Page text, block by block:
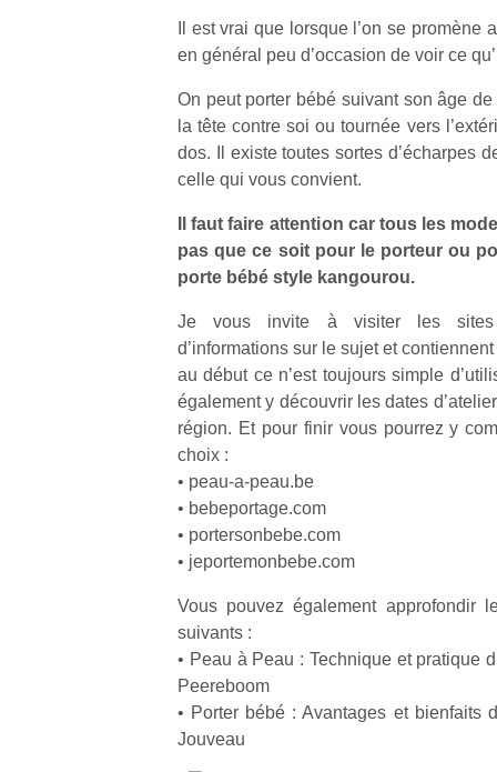
Il est vrai que lorsque l’on se promène
en général peu d’occasion de voir ce
On peut porter bébé suivant son âge
la tête contre soi ou tournée vers
dos. Il existe toutes sortes d’écharpes
celle qui vous convient.
Il faut faire attention car tous les
pas que ce soit pour le porteur ou
porte bébé style kangourou.
Je vous invite à visiter les sites
d’informations sur le sujet et
au début ce n’est toujours simple
également y découvrir les dates
région. Et pour finir vous pourrez y
choix :
• peau-a-peau.be
• bebeportage.com
• portersonbebe.com
• jeportemonbebe.com
Vous pouvez également approfondir
suivants :
• Peau à Peau : Technique et pratique
Peereboom
• Porter bébé : Avantages et bienfaits
Jouveau
…
NextGen,
une
nouvelle
trottinette
mécanique
Les
enfants
débordent
souvent
Varier les
toujours
simple.
Conjuguer
trampolines
pour les
jours, c’est
rêvée
enfants